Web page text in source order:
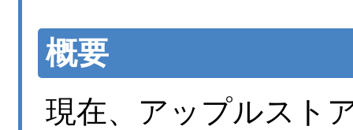
概要
現在、アップルスト